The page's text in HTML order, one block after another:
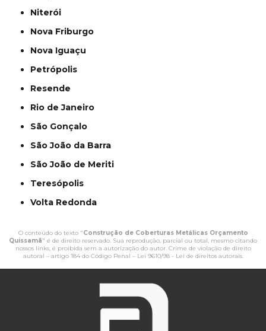
Niterói
Nova Friburgo
Nova Iguaçu
Petrópolis
Resende
Rio de Janeiro
São Gonçalo
São João da Barra
São João de Meriti
Teresópolis
Volta Redonda
O conteúdo do texto "Construção de Coberturas Metálicas Orçamento
Quissamã" é de direito reservado. Sua reprodução, parcial ou total, mesmo citando
nossos links, é proibida sem a autorização do autor. Crime de violação de direito
autoral – artigo 184 do Código Penal – Lei 9610/98 - Lei de direitos autorais.